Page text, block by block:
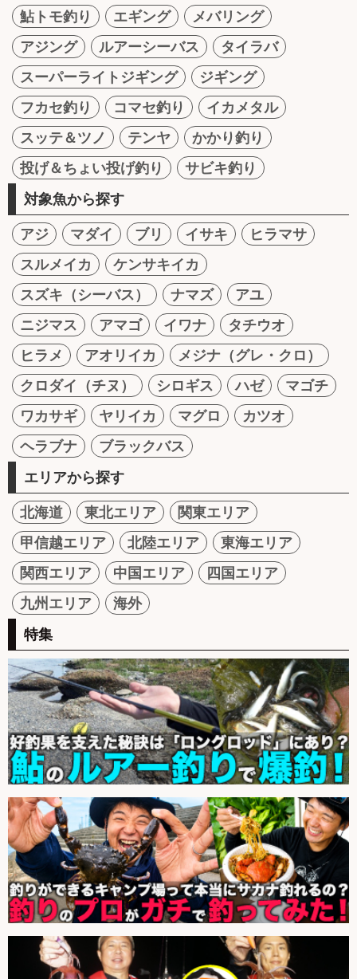
鮎トモ釣り
エギング
メバリング
アジング
ルアーシーバス
タイラバ
スーパーライトジギング
ジギング
フカセ釣り
コマセ釣り
イカメタル
スッテ＆ツノ
テンヤ
かかり釣り
投げ＆ちょい投げ釣り
サビキ釣り
対象魚から探す
アジ マダイ ブリ イサキ
ヒラマサ
スルメイカ
ケンサキイカ
スズキ（シーバス）
ナマズ
アユ
ニジマス
アマゴ イワナ
タチウオ
ヒラメ
アオリイカ
メジナ（グレ・クロ）
クロダイ（チヌ）
シロギス ハゼ
マゴチ
ワカサギ
ヤリイカ マグロ
カツオ
ヘラブナ
ブラックバス
エリアから探す
北海道 東北エリア
関東エリア
甲信越エリア
北陸エリア
東海エリア
関西エリア
中国エリア
四国エリア
九州エリア
海外
特集